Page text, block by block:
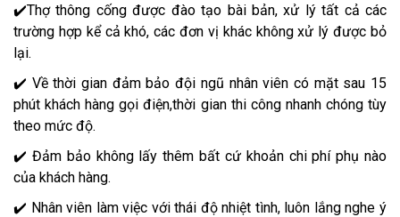
✔️Thợ thông cống được đào tạo bài bản, xử lý tất cả các
trường hợp kể cả khó, các đơn vị khác không xử lý được bỏ
lại.
✔️ Về thời gian đảm bảo đội ngũ nhân viên có mặt sau 15
phút khách hàng gọi điện,thời gian thi công nhanh chóng tùy
theo mức độ.
✔️ Đảm bảo không lấy thêm bất cứ khoản chi phí phụ nào
của khách hàng.
✔️ Nhân viên làm việc với thái độ nhiệt tình, luôn lắng nghe ý